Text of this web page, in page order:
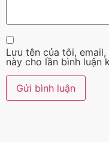
Lưu tên của tôi,
này cho lần bình luận